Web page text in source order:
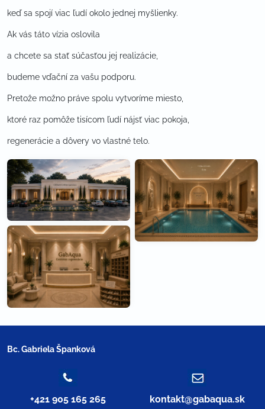
keď sa spojí viac ľudí okolo jednej myšlienky.
Ak vás táto vízia oslovila
a chcete sa stať súčasťou jej realizácie,
budeme vďační za vašu podporu.
Pretože možno práve spolu vytvoríme miesto,
ktoré raz pomôže tisícom ľudí nájsť viac pokoja,
regenerácie a dôvery vo vlastné telo.
Bc. Gabriela Španková
+421 905 165 265 kontakt​@gabaqua​.sk